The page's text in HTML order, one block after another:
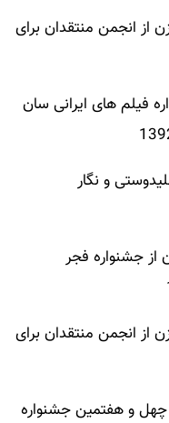
از انجمن منتقدان برای
فیلم های ایرانی سان
و نگار
از جشنواره فجر
از انجمن منتقدان برای
چهل و هفتمین جشنواره